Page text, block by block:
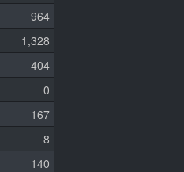
964
1,328
404
0
167
8
140